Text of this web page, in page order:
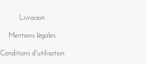
Livraison
Mentions légales
Conditions d'utilisation